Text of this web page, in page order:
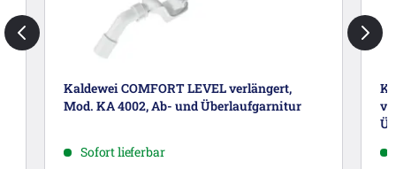
Kaldewei COMFORT LEVEL verlängert,
Mod. KA 4002, Ab- und Überlaufgarnitur
Sofort lieferbar